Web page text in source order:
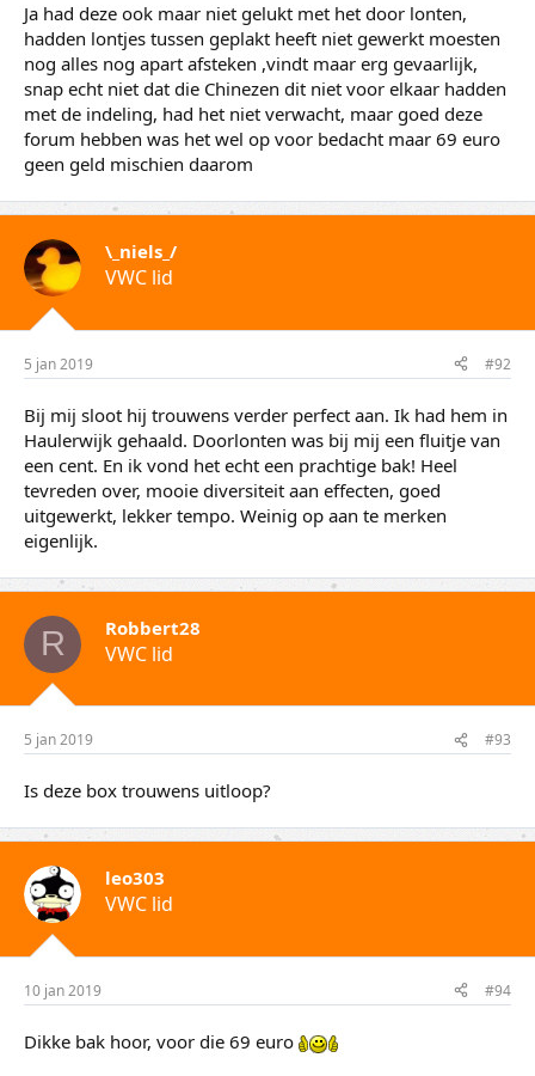
Ja had deze ook maar niet gelukt met het door lonten,
hadden lontjes tussen geplakt heeft niet gewerkt moesten
nog alles nog apart afsteken ,vindt maar erg gevaarlijk,
snap echt niet dat die Chinezen dit niet voor elkaar hadden
met de indeling, had het niet verwacht, maar goed deze
forum hebben was het wel op voor bedacht maar 69 euro
geen geld mischien daarom
\_niels_/
VWC lid
5 jan 2019 #92
Bij mij sloot hij trouwens verder perfect aan. Ik had hem in
Haulerwijk gehaald. Doorlonten was bij mij een fluitje van
een cent. En ik vond het echt een prachtige bak! Heel
tevreden over, mooie diversiteit aan effecten, goed
uitgewerkt, lekker tempo. Weinig op aan te merken
eigenlijk.
R Robbert28
VWC lid
5 jan 2019 #93
Is deze box trouwens uitloop?
leo303
VWC lid
10 jan 2019 #94
Dikke bak hoor, voor die 69 euro